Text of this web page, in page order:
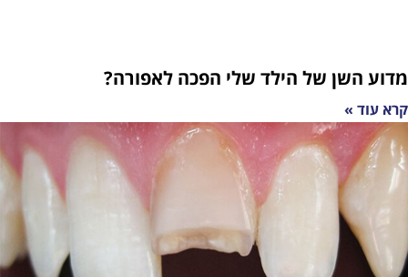
של הילד שלי הפכה לאפורה?